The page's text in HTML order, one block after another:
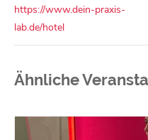
https://www.dein-praxis-
lab.de/hotel
Ähnliche